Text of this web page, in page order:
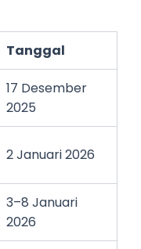
Tanggal
17 Desember
2025
2 Januari 2026
3–8 Januari
2026